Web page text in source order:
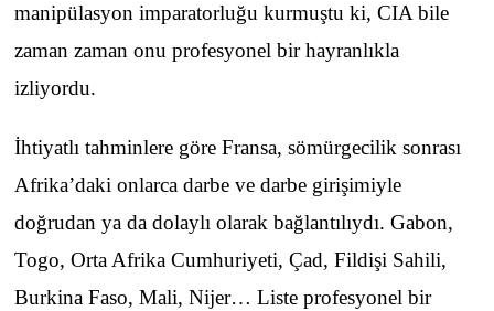
manipülasyon imparatorluğu kurmuştu ki, CIA bile
zaman zaman onu profesyonel bir hayranlıkla
izliyordu.
İhtiyatlı tahminlere göre Fransa, sömürgecilik sonrası
Afrika’daki onlarca darbe ve darbe girişimiyle
doğrudan ya da dolaylı olarak bağlantılıydı. Gabon,
Togo, Orta Afrika Cumhuriyeti, Çad, Fildişi Sahili,
Burkina Faso, Mali, Nijer… Liste profesyonel bir